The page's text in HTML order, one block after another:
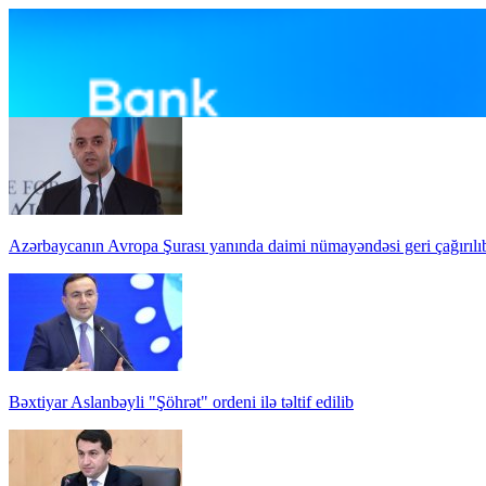
Azərbaycanın Avropa Şurası yanında daimi nümayəndəsi geri
Bəxtiyar Aslanbəyli "Şöhrət" ordeni ilə təltif edilib